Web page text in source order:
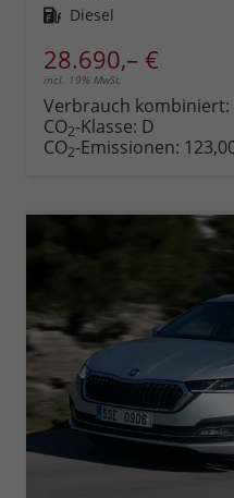
Kraftstoff Diesel
28.690,– €
incl. 19% MwSt.
Verbrauch kombiniert:
CO2-Klasse: D
CO2-Emissionen: